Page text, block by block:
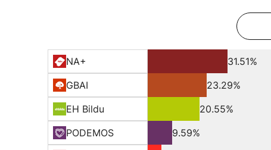
NA+
31.51%
GBAI
23.29%
EH Bildu
20.55%
PODEMOS
9.59%